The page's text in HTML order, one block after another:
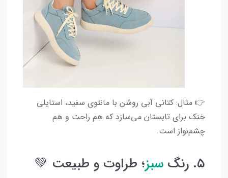
👉 مثال: کتانی آبی روشن با مانتوی سفید، استایلی
خنک برای تابستان می‌سازد که هم راحت و هم
چشم‌نواز است.
۵. رنگ سبز؛ طراوت و طبیعت 💚